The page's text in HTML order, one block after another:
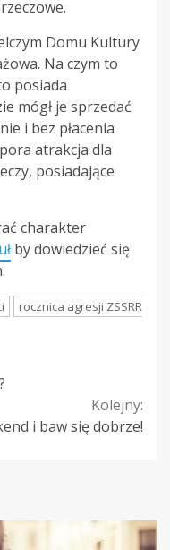
Domu Kultury
Na czym to
posiada
mógł je sprzedać
i bez płacenia
atrakcja dla
posiadające
charakter
by dowiedzieć się
rocznica agresji ZSSRR
Kolejny:
i baw się dobrze!